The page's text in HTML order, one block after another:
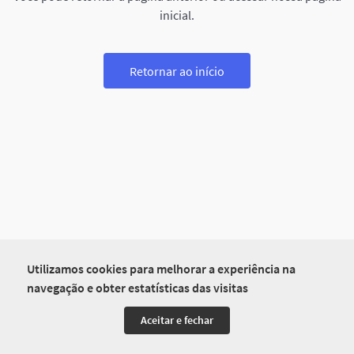
Utilizamos cookies para melhorar a experiência na
navegação e obter estatísticas das visitas
Aceitar e fechar
inicial.
Retornar ao início